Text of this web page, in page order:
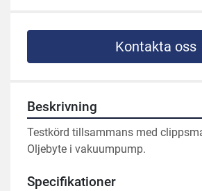
Kontakta oss
Beskrivning
Testkörd tillsammans med
Oljebyte i vakuumpump.
Specifikationer